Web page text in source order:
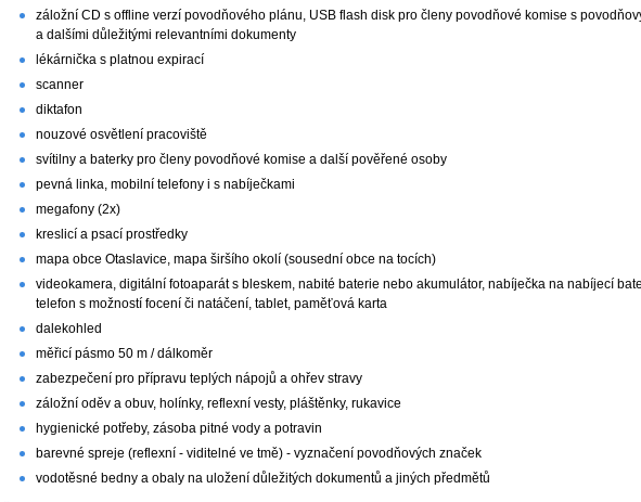
záložní CD s offline verzí povodňového plánu, USB flash disk pro členy povodňové komise s
a dalšími důležitými relevantními dokumenty
lékárnička s platnou expirací
scanner
diktafon
nouzové osvětlení pracoviště
svítilny a baterky pro členy povodňové komise a další pověřené osoby
pevná linka, mobilní telefony i s nabíječkami
megafony (2x)
kreslicí a psací prostředky
mapa obce Otaslavice, mapa širšího okolí (sousední obce na tocích)
videokamera, digitální fotoaparát s bleskem, nabité baterie nebo akumulátor, nabíječka na nabíjecí
telefon s možností focení či natáčení, tablet, paměťová karta
dalekohled
měřicí pásmo 50 m / dálkoměr
zabezpečení pro přípravu teplých nápojů a ohřev stravy
záložní oděv a obuv, holínky, reflexní vesty, pláštěnky, rukavice
hygienické potřeby, zásoba pitné vody a potravin
barevné spreje (reflexní - viditelné ve tmě) - vyznačení povodňových značek
vodotěsné bedny a obaly na uložení důležitých dokumentů a jiných předmětů